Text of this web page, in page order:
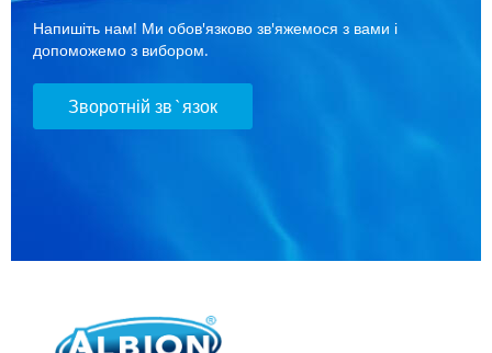
Напишіть нам! Ми обов'язково зв'яжемося з вами і
допоможемо з вибором.
Зворотній зв`язок